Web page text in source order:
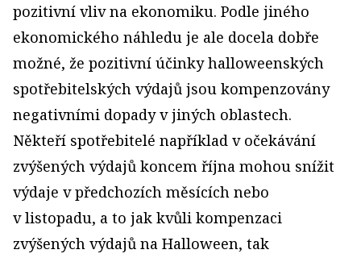
pozitivní vliv na ekonomiku. Podle jiného
ekonomického náhledu je ale docela dobře
možné, že pozitivní účinky halloweenských
spotřebitelských výdajů jsou kompenzovány
negativními dopady v jiných oblastech.
Někteří spotřebitelé například v očekávání
zvýšených výdajů koncem října mohou snížit
výdaje v předchozích měsících nebo
v listopadu, a to jak kvůli kompenzaci
zvýšených výdajů na Halloween, tak